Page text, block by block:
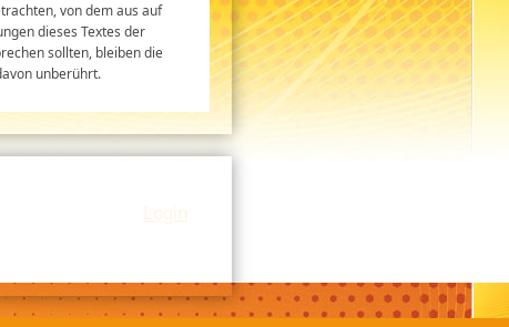
von dem aus auf
dieses Textes der
sollten, bleiben die
unberührt.
Login